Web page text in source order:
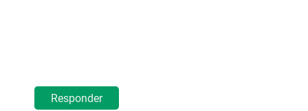
Responder